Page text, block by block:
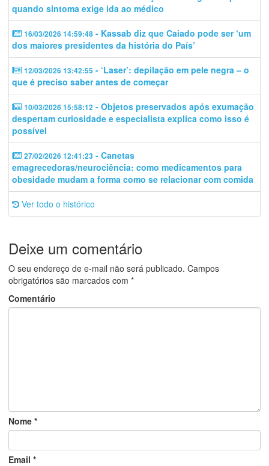
quando sintoma exige ida ao médico
16/03/2026 14:59:48 - Kassab diz que Caiado pode ser ‘um
dos maiores presidentes da história do País’
12/03/2026 13:42:55 - ‘Laser’: depilação em pele negra – o
que é preciso saber antes de começar
10/03/2026 15:58:12 - Objetos preservados após exumação
despertam curiosidade e especialista explica como isso é
possível
27/02/2026 12:41:23 - Canetas
emagrecedoras/neurociência: como medicamentos para
obesidade mudam a forma como se relacionar com comida
Ver todo o histórico
Deixe um comentário
O seu endereço de e-mail não será publicado. Campos
obrigatórios são marcados com *
Comentário
Nome *
Email *